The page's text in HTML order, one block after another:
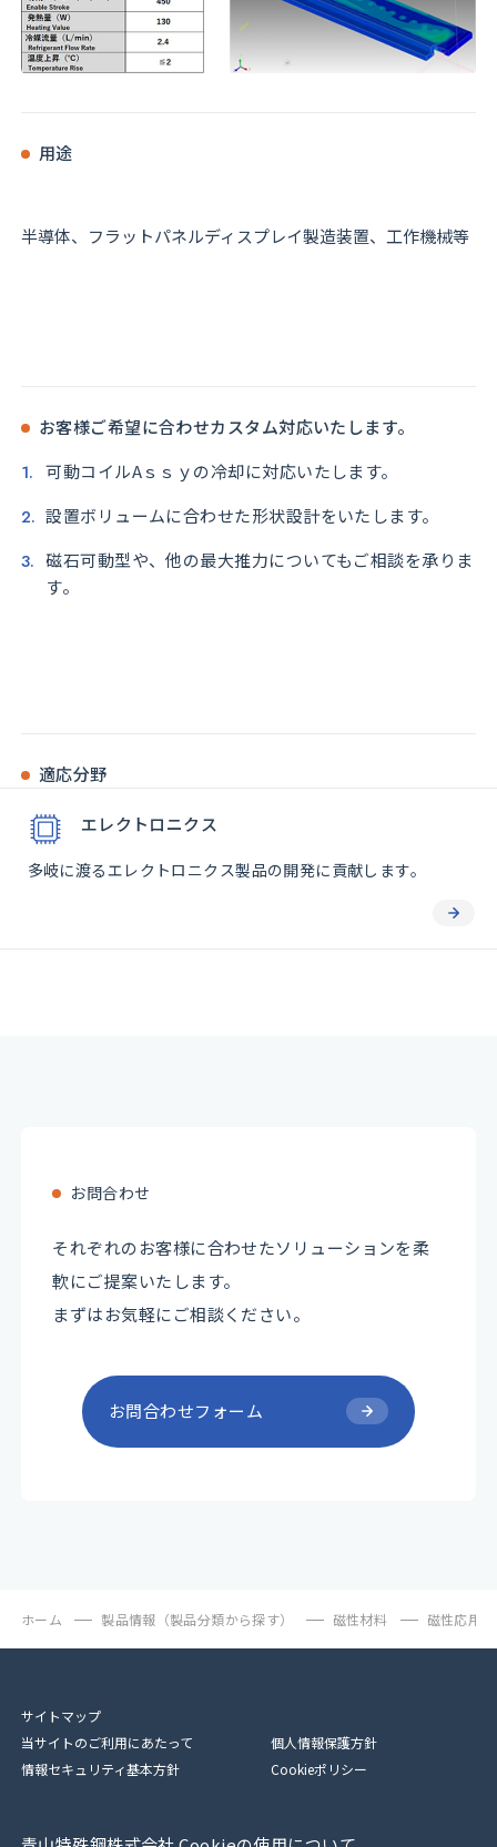
用途
半導体、フラットパネルディスプレイ製造装置、工作機械等
お客様ご希望に合わせカスタム対応いたします。
可動コイルAｓｓｙの冷却に対応いたします。
設置ボリュームに合わせた形状設計をいたします。
磁石可動型や、他の最大推力についてもご相談を承りま
す。
適応分野
エレクトロニクス
多岐に渡るエレクトロニクス製品の開発に貢献します。
お問合わせ
それぞれのお客様に合わせたソリューションを柔
軟にご提案いたします。
まずはお気軽にご相談ください。
お問合わせフォーム
ホーム 製品情報（製品分類から探す） 磁性材料 磁性応用品
サイトマップ
当サイトのご利用にあたって
個人情報保護方針
情報セキュリティ基本方針
Cookieポリシー